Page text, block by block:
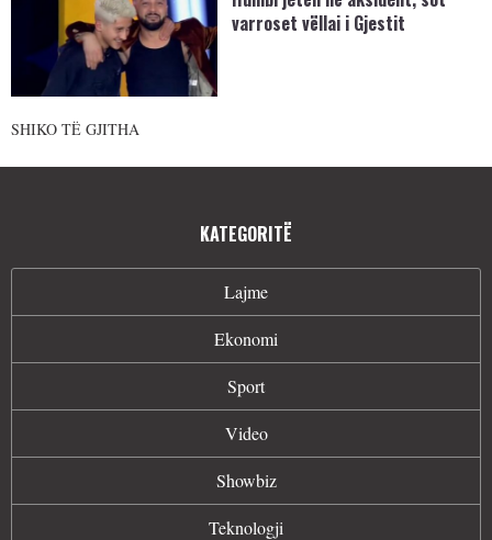
varroset vëllai i Gjestit
SHIKO TË GJITHA
KATEGORITË
Lajme
Ekonomi
Sport
Video
Showbiz
Teknologji